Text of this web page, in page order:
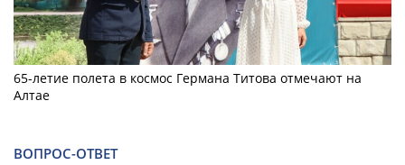
65-летие полета в космос Германа Титова отмечают на
Алтае
ВОПРОС-ОТВЕТ